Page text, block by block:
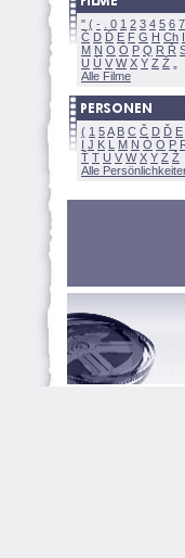
" ( - 0 1 2 3 4 5 6 7
Č D Ď E F G H Ch I
M N O Ó P Q R Ř
U Ú V W X Y Z
Alle Filme
( 1 5A B C Č D Ď E
I J K L M N Ó O P
Ť T U V W X Y Z
Alle